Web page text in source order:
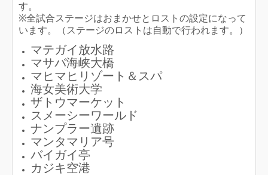
す。
※全試合ステージはおまかせとロストの設定になって
います。（ステージのロストは自動で行われます。）
マテガイ放水路
マサバ海峡大橋
マヒマヒリゾート＆スパ
海女美術大学
ザトウマーケット
スメーシーワールド
ナンプラー遺跡
マンタマリア号
バイガイ亭
カジキ空港